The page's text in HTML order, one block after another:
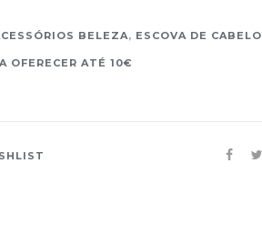
BELEZA, ESCOVA DE CABELO
OFERECER ATÉ 10€